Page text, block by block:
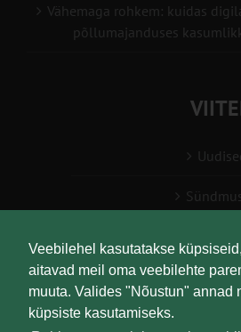
Veebilehel kasutatakse
aitavad meil oma veebilehte
muuta. Valides "Nõustun" annad
küpsiste kasutamiseks.
Vähemaga rohkem: kuidas
põllumajanduses
Liitu